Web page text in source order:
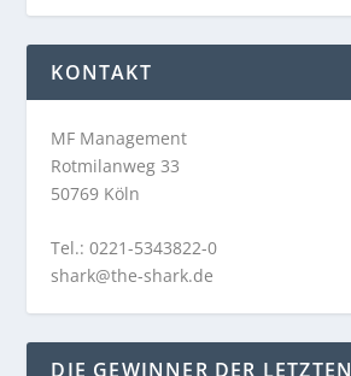
KONTAKT
MF Management
Rotmilanweg 33
50769 Köln
Tel.: 0221-5343822-0
shark@the-shark.de
DIE GEWINNER DER LETZTEN